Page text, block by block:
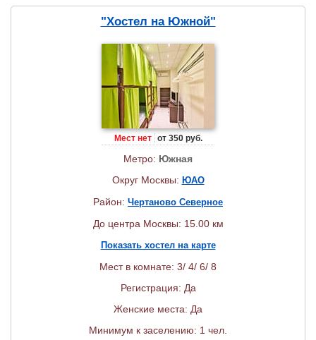
"Хостел на Южной"
Мест нет от 350 руб.
Метро: Южная
Округ Москвы: ЮАО
Район: Чертаново Северное
До центра Москвы: 15.00 км
Показать хостел на карте
Мест в комнате: 3/ 4/ 6/ 8
Регистрация: Да
Женские места: Да
Минимум к заселению: 1 чел.